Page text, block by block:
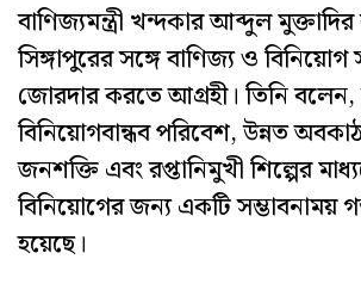
বাণিজ্যমন্ত্রী খন্দকার আব্দুল
সিঙ্গাপুরের সঙ্গে বাণিজ্য ও
জোরদার করতে আগ্রহী। তিনি
বিনিয়োগবান্ধব পরিবেশ, উন্নত
জনশক্তি এবং রপ্তানিমুখী শিল্পের
বিনিয়োগের জন্য একটি সম্ভাবনাময়
হয়েছে।